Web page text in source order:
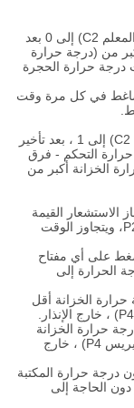
• عندما يتم تعيين وضع التحكم في درجة الحرارة (المعلم C2) إلى 0 بعد
من (درجة حرارة
درجة حرارة الحجرة
في كل مرة وقت
• يتم تعيين وضع التحكم في درجة الحرارة (المعلم C2) إلى 1 ، بعد تأخير
التحكم - فرق
الخزانة أكبر من
الاستشعار القيمة
القصوى للإنذار P1، أو أقل من قيمة الإنذار الدنيا P2، ويتجاوز الوقت
على أي مفتاح
الحرارة إلى
حرارة الخزانة أقل
حرارة الخزانة
أعلى من (P2 القيمة القصوى للإنذار + إنذار الهستيريس P4) ، خارج
درجة حرارة المكتبة
دون الحاجة إلى